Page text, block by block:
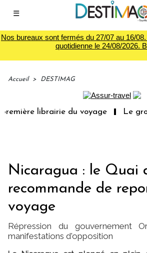
☰
Nos bureaux sont fermés du 27/07 au 16/
quotidienne le 24/08/2026.
Accueil > DESTIMAG
librairie du voyage Le
Nicaragua : le Quai
recommande de
voyage
Répression du gouvernement
manifestations d'opposition